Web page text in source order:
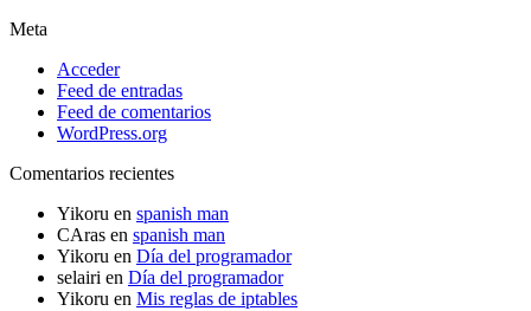
Meta
Acceder
Feed de entradas
Feed de comentarios
WordPress.org
Comentarios recientes
Yikoru en spanish man
CAras en spanish man
Yikoru en Día del programador
selairi en Día del programador
Yikoru en Mis reglas de iptables